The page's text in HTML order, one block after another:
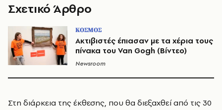
Σχετικό Άρθρο
ΚΟΣΜΟΣ
Ακτιβιστές έπιασαν με τα χέρια τους
πίνακα του Van Gogh (Βίντεο)
Newsroom
Στη διάρκεια της έκθεσης, που θα διεξαχθεί από τις 30